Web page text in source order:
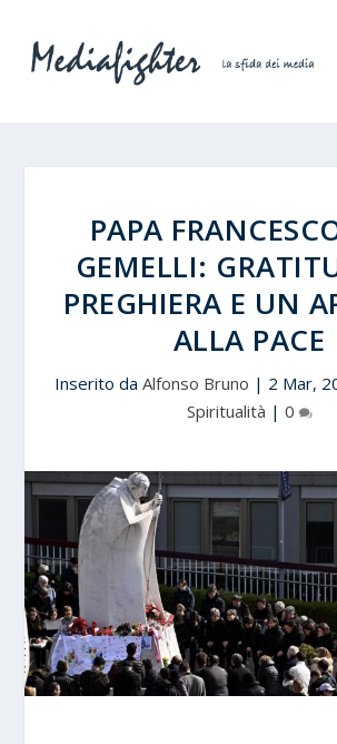
PAPA
GEMELLI:
PREGHIERA E UN
ALLA PACE
Inserito da Alfonso Bruno | 2 Mar,
Spiritualità | 0